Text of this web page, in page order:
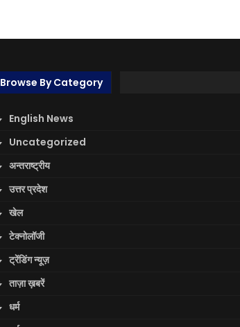
Browse By Category
English News
Uncategorized
अन्तराष्ट्रीय
उत्तर प्रदेश
खेल
टेक्नोलॉजी
ट्रेंडिंग न्यूज़
ताज़ा ख़बरें
धर्म